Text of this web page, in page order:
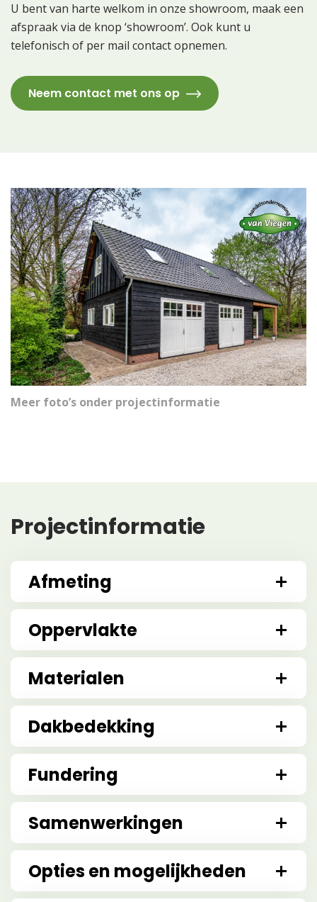
U bent van harte welkom in onze showroom, maak een
afspraak via de knop ‘showroom’. Ook kunt u
telefonisch of per mail contact opnemen.
Neem contact met ons op
Meer foto’s onder projectinformatie
Projectinformatie
Afmeting
Oppervlakte
Materialen
Dakbedekking
Fundering
Samenwerkingen
Opties en mogelijkheden